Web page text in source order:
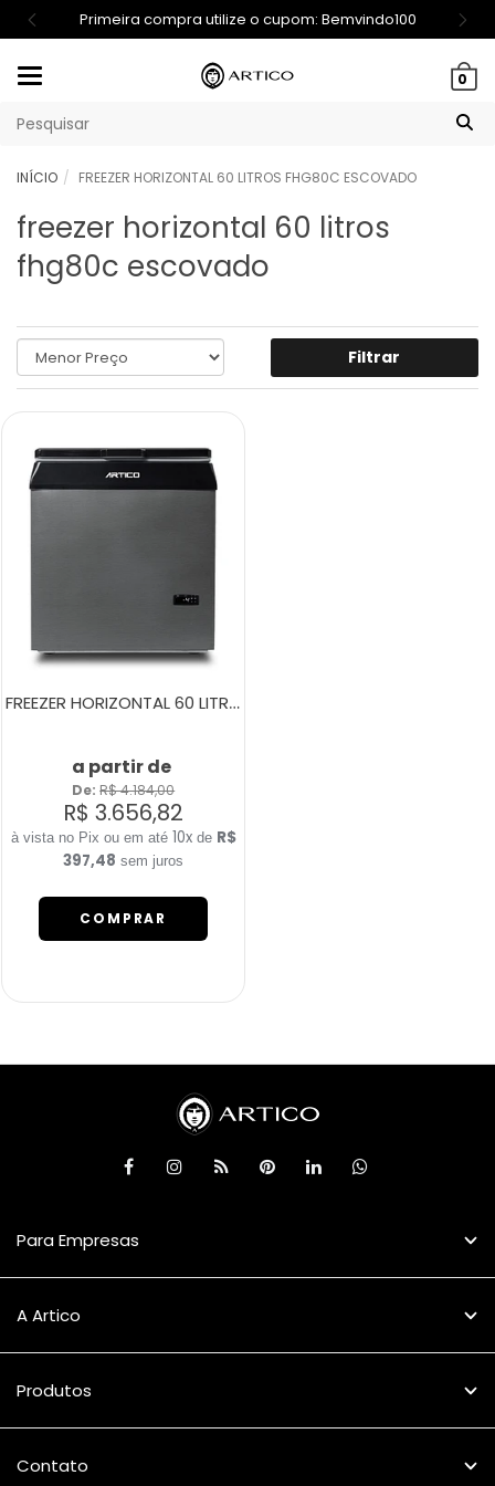
Primeira compra utilize o cupom: Bemvindo100
0
INÍCIO FREEZER HORIZONTAL 60 LITROS FHG80C ESCOVADO
freezer horizontal 60 litros
fhg80c escovado
Filtrar
FREEZER HORIZONTAL 60 LITROS FH80C ESCOVADO
a partir de
De: R$ 4.184,00
R$ 3.656,82
10xde R$
397,48 sem juros
COMPRAR
Para Empresas
A Artico
Produtos
Contato